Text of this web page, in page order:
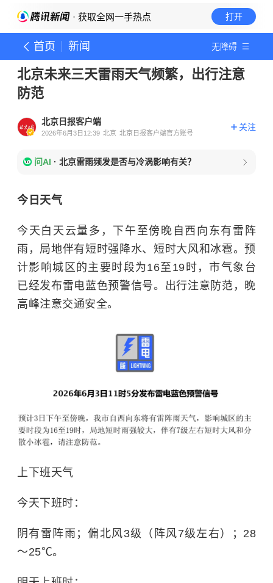
· 获取全网一手热点 打开
首页 新闻 无障碍
北京未来三天雷雨天气频繁，出行注意
防范
北京日报客户端
2026年6月3日12:39 北京 北京日报客户端官方账号
关注
问AI · 北京雷雨频发是否与冷涡影响有关？
今日天气
今天白天云量多，下午至傍晚自西向东有雷阵
雨，局地伴有短时强降水、短时大风和冰雹。预
计影响城区的主要时段为16至19时，市气象台
已经发布雷电蓝色预警信号。出行注意防范，晚
高峰注意交通安全。
上下班天气
今天下班时：
阴有雷阵雨；偏北风3级（阵风7级左右）；28
～25℃。